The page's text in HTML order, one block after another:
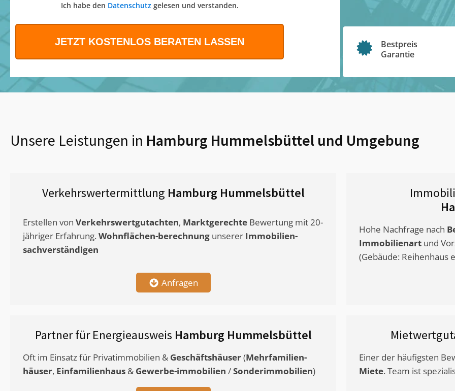
Ich habe den Datenschutzgelesen und verstanden.
Bestpreis
Garantie
Unsere Leistungen in Hamburg Hummelsbüttel und Umgebung
Verkehrswertermittlung Hamburg Hummelsbüttel
Erstellen von Verkehrswertgutachten, Marktgerechte Bewertung mit 20-
jähriger Erfahrung. Wohnflächen-berechnung unserer Immobilien-
sachverständigen
Anfragen
Hohe Nachfrage nach
Immobilienart und
(Gebäude: Reihenhaus
Partner für Energieausweis Hamburg Hummelsbüttel
Oft im Einsatz für Privatimmobilien & Geschäftshäuser(Mehrfamilien-
häuser, Einfamilienhaus & Gewerbe-immobilien /Sonderimmobilien)
Einer der häufigsten
Miete. Team ist